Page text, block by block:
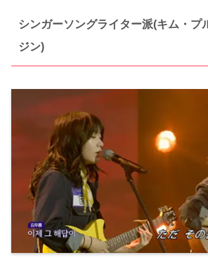
シンガーソングライター派(キム・プ
ジン)